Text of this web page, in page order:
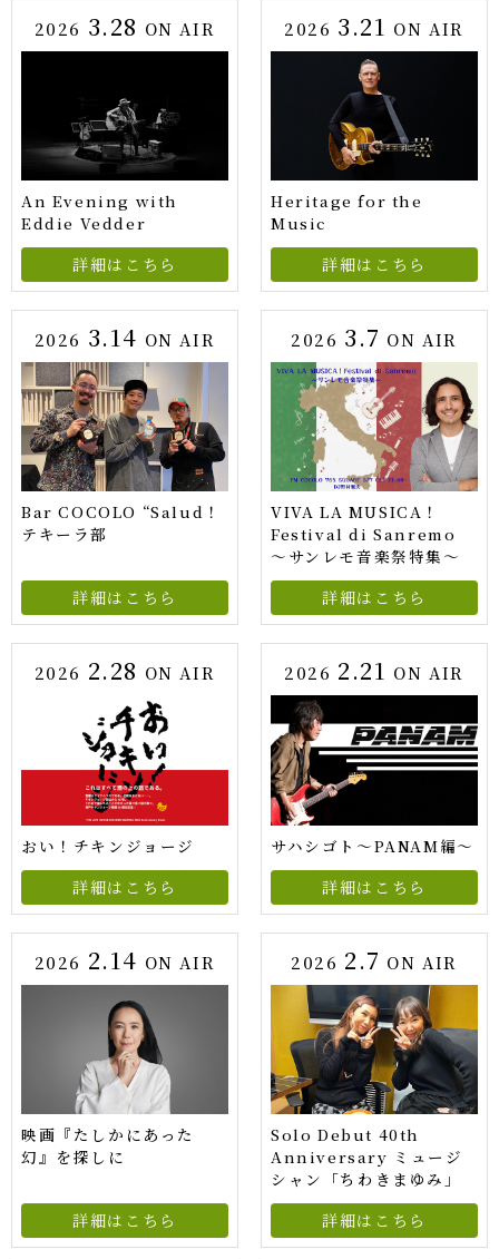
2026 3.28 ON AIR
An Evening with
Eddie Vedder
詳細はこちら
2026 3.21 ON AIR
Heritage for the
Music
詳細はこちら
2026 3.14 ON AIR
Bar COCOLO “Salud！
テキーラ部
詳細はこちら
2026 3.7 ON AIR
VIVA LA MUSICA！
Festival di Sanremo
～サンレモ音楽祭特集～
詳細はこちら
2026 2.28 ON AIR
おい！チキンジョージ
詳細はこちら
2026 2.21 ON AIR
サハシゴト～PANAM編～
詳細はこちら
2026 2.14 ON AIR
映画『たしかにあった
幻』を探しに
詳細はこちら
2026 2.7 ON AIR
Solo Debut 40th
Anniversary ミュージ
シャン「ちわきまゆみ」
詳細はこちら